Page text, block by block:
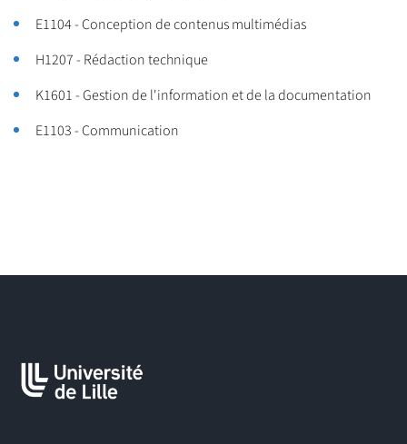
E1104 - Conception de contenus multimédias
H1207 - Rédaction technique
K1601 - Gestion de l'information et de la documentation
E1103 - Communication